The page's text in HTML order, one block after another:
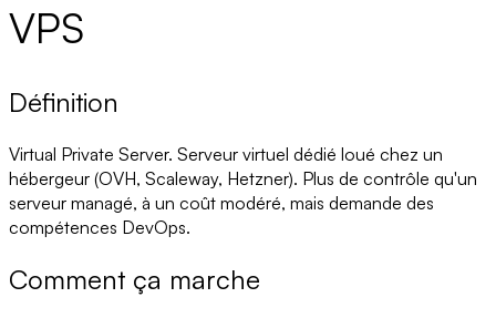
VPS
Définition
Virtual Private Server. Serveur virtuel dédié loué chez un
hébergeur (OVH, Scaleway, Hetzner). Plus de contrôle qu'un
serveur managé, à un coût modéré, mais demande des
compétences DevOps.
Comment ça marche